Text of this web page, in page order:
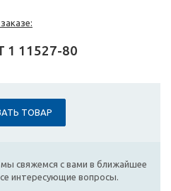
1 11527-80
ТОВАР
свяжемся с вами в ближайшее
интересующие вопросы.